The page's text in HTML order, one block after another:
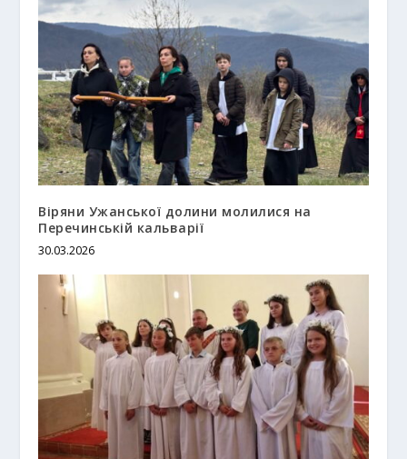
Віряни Ужанської долини молилися на
Перечинській кальварії
30.03.2026